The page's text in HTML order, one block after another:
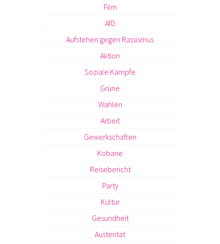
Film
AfD
Aufstehen gegen Rassismus
Aktion
Soziale Kämpfe
Grüne
Wahlen
Arbeit
Gewerkschaften
Kobane
Reisebericht
Party
Kultur
Gesundheit
Austerität